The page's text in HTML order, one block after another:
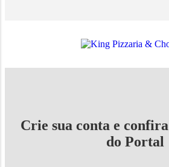
Crie sua conta e
do Portal